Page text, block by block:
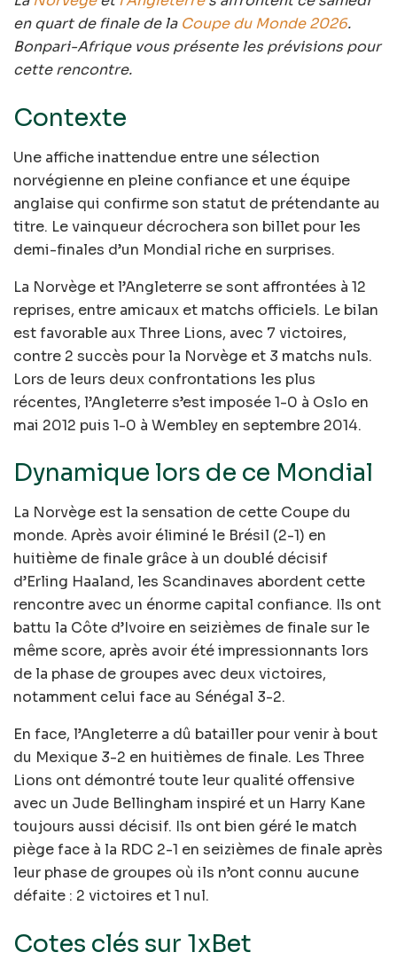
en quart de finale de la Coupe du Monde 2026.
Bonpari-Afrique vous présente les prévisions pour
cette rencontre.
Contexte
Une affiche inattendue entre une sélection
norvégienne en pleine confiance et une équipe
anglaise qui confirme son statut de prétendante au
titre. Le vainqueur décrochera son billet pour les
demi-finales d’un Mondial riche en surprises.
La Norvège et l’Angleterre se sont affrontées à 12
reprises, entre amicaux et matchs officiels. Le bilan
est favorable aux Three Lions, avec 7 victoires,
contre 2 succès pour la Norvège et 3 matchs nuls.
Lors de leurs deux confrontations les plus
récentes, l’Angleterre s’est imposée 1-0 à Oslo en
mai 2012 puis 1-0 à Wembley en septembre 2014.
Dynamique lors de ce Mondial
La Norvège est la sensation de cette Coupe du
monde. Après avoir éliminé le Brésil (2-1) en
huitième de finale grâce à un doublé décisif
d’Erling Haaland, les Scandinaves abordent cette
rencontre avec un énorme capital confiance. Ils ont
battu la Côte d’Ivoire en seizièmes de finale sur le
même score, après avoir été impressionnants lors
de la phase de groupes avec deux victoires,
notamment celui face au Sénégal 3-2.
En face, l’Angleterre a dû batailler pour venir à bout
du Mexique 3-2 en huitièmes de finale. Les Three
Lions ont démontré toute leur qualité offensive
avec un Jude Bellingham inspiré et un Harry Kane
toujours aussi décisif. Ils ont bien géré le match
piège face à la RDC 2-1 en seizièmes de finale après
leur phase de groupes où ils n’ont connu aucune
défaite : 2 victoires et 1 nul.
Cotes clés sur 1xBet